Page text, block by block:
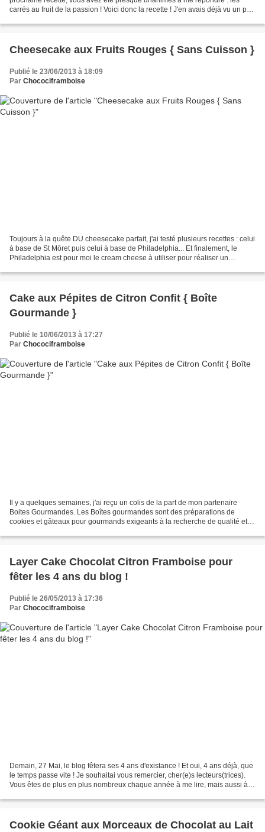
carrés au fruit de la passion ! Voici donc la recette ! J'en avais déjà vu un peu
Cheesecake aux Fruits Rouges { Sans Cuisson }
Publié le 23/06/2013 à 18:09
Par Chocociframboise
Toujours à la quête DU cheesecake parfait, j'ai testé plusieurs recettes : celui
à base de St Môret puis celui à base de Philadelphia... Et finalement, le
Philadelphia est pour moi le cream cheese à utiliser pour réaliser un
Cake aux Pépites de Citron Confit { Boîte
Gourmande }
Publié le 10/06/2013 à 17:27
Par Chocociframboise
Il y a quelques semaines, j'ai reçu un colis de la part de mon partenaire
Boites Gourmandes. Les Boîtes gourmandes sont des préparations de
cookies et gâteaux pour gourmands exigeants à la recherche de qualité et
Layer Cake Chocolat Citron Framboise pour
fêter les 4 ans du blog !
Publié le 26/05/2013 à 17:36
Par Chocociframboise
Demain, 27 Mai, le blog fêtera ses 4 ans d'existance ! Et oui, 4 ans déjà, que
le temps passe vite ! Je souhaitai vous remercier, cher(e)s lecteurs(trices).
Vous êtes de plus en plus nombreux chaque année à me lire, mais aussi à
Cookie Géant aux Morceaux de Chocolat au Lait